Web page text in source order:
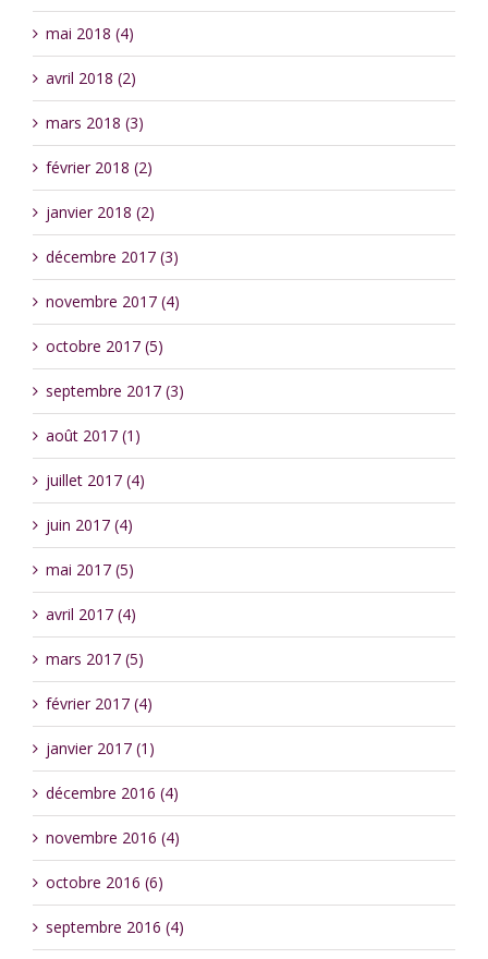
mai 2018 (4)
avril 2018 (2)
mars 2018 (3)
février 2018 (2)
janvier 2018 (2)
décembre 2017 (3)
novembre 2017 (4)
octobre 2017 (5)
septembre 2017 (3)
août 2017 (1)
juillet 2017 (4)
juin 2017 (4)
mai 2017 (5)
avril 2017 (4)
mars 2017 (5)
février 2017 (4)
janvier 2017 (1)
décembre 2016 (4)
novembre 2016 (4)
octobre 2016 (6)
septembre 2016 (4)